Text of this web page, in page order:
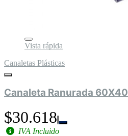
Vista rápida
Canaletas Plásticas
Canaleta Ranurada 60X40
$30.618
IVA Incluido